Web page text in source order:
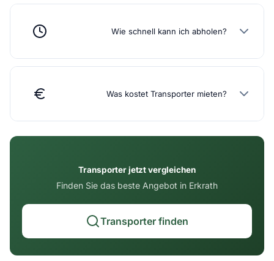
Wie schnell kann ich abholen?
Was kostet Transporter mieten?
Transporter jetzt vergleichen
Finden Sie das beste Angebot in Erkrath
Transporter finden